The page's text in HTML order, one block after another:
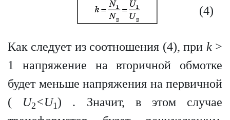
(4)
Как следует из соотношения (4), при k>
1 напряжение на вторичной обмотке
будет меньше напряжения на первичной
( U2<U1) . Значит, в этом случае